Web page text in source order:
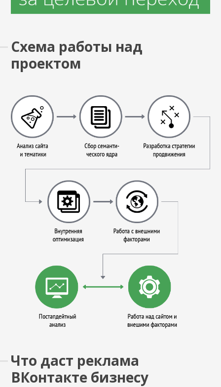
Схема работы над
проектом
Что даст реклама
ВКонтакте бизнесу